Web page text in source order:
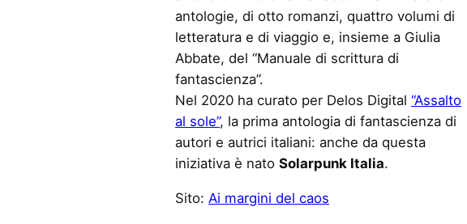
antologie, di otto romanzi, quattro volumi di
letteratura e di viaggio e, insieme a Giulia
Abbate, del “Manuale di scrittura di
fantascienza”.
Nel 2020 ha curato per Delos Digital “Assalto
al sole”, la prima antologia di fantascienza di
autori e autrici italiani: anche da questa
iniziativa è nato Solarpunk Italia.
Sito: Ai margini del caos